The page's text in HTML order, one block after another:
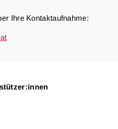
Ihre Kontaktaufnahme: